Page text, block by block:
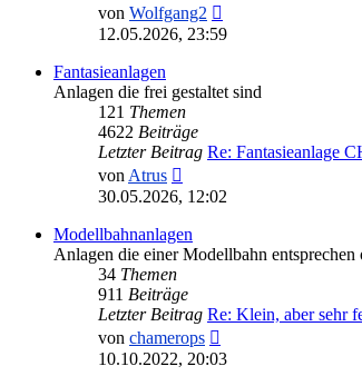
von Wolfgang2
Beitrag
12.05.2026, 23:59
Fantasieanlagen
Anlagen die frei gestaltet sind
121 Themen
4622 Beiträge
Letzter Beitrag Re: Fantasieanlage
von Atrus
Beitrag
30.05.2026, 12:02
Modellbahnanlagen
Anlagen die einer Modellbahn entsprechen
34 Themen
911 Beiträge
Letzter Beitrag Re: Klein, aber sehr
von chamerops
Beitrag
10.10.2022, 20:03